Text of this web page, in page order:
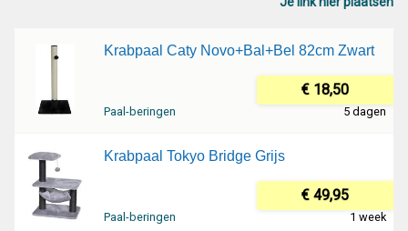
Krabpaal Caty Novo+Bal+Bel 82cm Zwart
€ 18,50
Paal-beringen 5 dagen
Krabpaal Tokyo Bridge Grijs
€ 49,95
Paal-beringen 1 week